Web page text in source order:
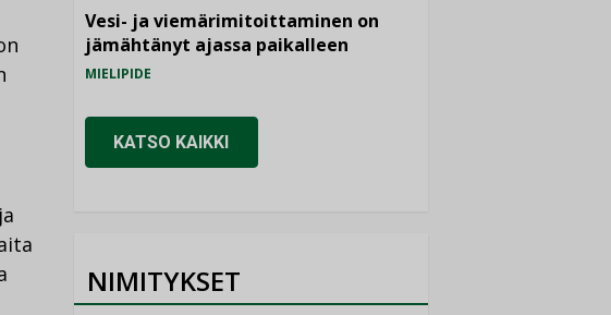
Vesi- ja viemärimitoittaminen on
jämähtänyt ajassa paikalleen
MIELIPIDE
KATSO KAIKKI
NIMITYKSET